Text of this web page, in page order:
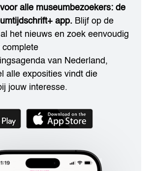
alle museumbezoekers: de
app. Blijf op de
het nieuws en zoek eenvoudig
van Nederland,
alle exposities vindt die
jouw interesse.